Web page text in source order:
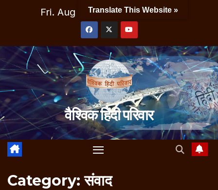
Fri. Aug 7th, 2026 7:05:34 PM
वैश्विक हिंदी परिवार
Category:संवाद
Translate This Website »